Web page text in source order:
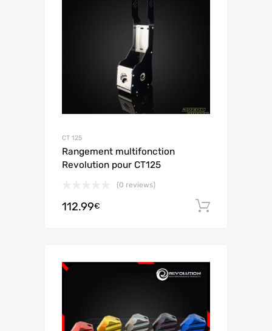
CT 125
Rangement multifonction
Revolution pour CT125
(0 reviews)
112.99€